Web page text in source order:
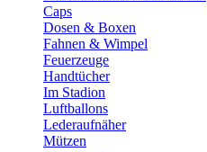
Caps
Dosen & Boxen
Fahnen & Wimpel
Feuerzeuge
Handtücher
Im Stadion
Luftballons
Lederaufnäher
Mützen